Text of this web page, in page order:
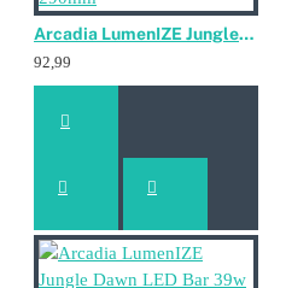
Arcadia LumenIZE Jungle Dawn LED Bar 18w 290mm
92,99